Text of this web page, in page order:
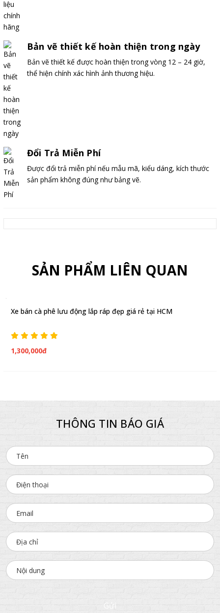
Bản vẽ thiết kế hoàn thiện trong ngày
Bản vẽ thiết kế được hoàn thiện trong vòng 12 – 24 giờ,
thể hiện chính xác hình ảnh thương hiệu.
Đổi Trả Miễn Phí
Được đổi trả miễn phí nếu mẫu mã, kiểu dáng, kích thước
sản phẩm không đúng như bảng vẽ.
SẢN PHẨM LIÊN QUAN
Xe bán cà phê lưu động lắp ráp đẹp giá rẻ tại HCM
1,300,000đ
THÔNG TIN BÁO GIÁ
Gửi